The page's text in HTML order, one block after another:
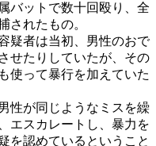
バットで数十回殴り、全
されたもの。
疑者は当初、男性のおで
せたりしていたが、その
使って暴行を加えていた
性が同じようなミスを繰
エスカレートし、暴力を
を認めているということ